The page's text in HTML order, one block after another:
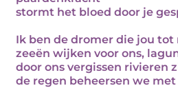
stormt het bloed door je
Ik ben de dromer die jou
zeeën wijken voor ons,
door ons vergissen rivieren
de regen beheersen we